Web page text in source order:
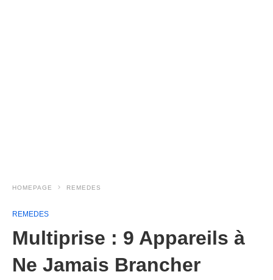
HOMEPAGE REMEDES
REMEDES
Multiprise : 9 Appareils à
Ne Jamais Brancher